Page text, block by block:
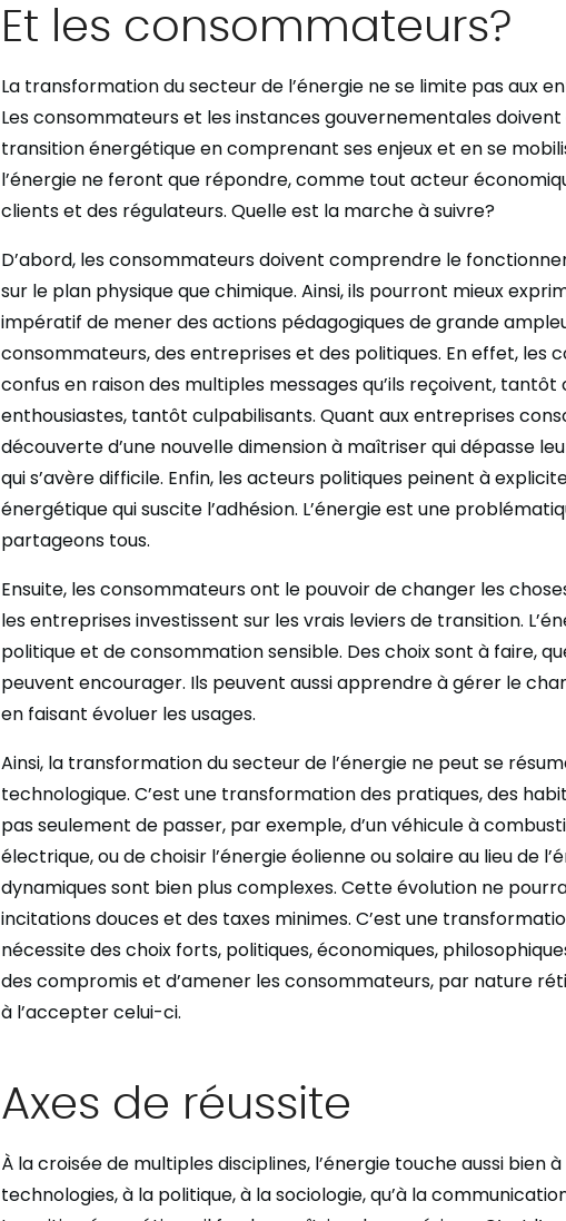
Et les consommateurs?
La transformation du secteur de l’énergie ne se limite pas aux
Les consommateurs et les instances gouvernementales
transition énergétique en comprenant ses enjeux et en se
l’énergie ne feront que répondre, comme tout acteur
clients et des régulateurs. Quelle est la marche à suivre?
D’abord, les consommateurs doivent comprendre le
sur le plan physique que chimique. Ainsi, ils pourront mieux
impératif de mener des actions pédagogiques de grande
consommateurs, des entreprises et des politiques. En effet, les
confus en raison des multiples messages qu’ils reçoivent,
enthousiastes, tantôt culpabilisants. Quant aux entreprises
découverte d’une nouvelle dimension à maîtriser qui dépasse
qui s’avère difficile. Enfin, les acteurs politiques peinent à
énergétique qui suscite l’adhésion. L’énergie est une
partageons tous.
Ensuite, les consommateurs ont le pouvoir de changer les
les entreprises investissent sur les vrais leviers de transition.
politique et de consommation sensible. Des choix sont à faire,
peuvent encourager. Ils peuvent aussi apprendre à gérer le
en faisant évoluer les usages.
Ainsi, la transformation du secteur de l’énergie ne peut se
technologique. C’est une transformation des pratiques, des
pas seulement de passer, par exemple, d’un véhicule à
électrique, ou de choisir l’énergie éolienne ou solaire au lieu de
dynamiques sont bien plus complexes. Cette évolution ne
incitations douces et des taxes minimes. C’est une
nécessite des choix forts, politiques, économiques,
des compromis et d’amener les consommateurs, par nature
à l’accepter celui-ci.
Axes de réussite
À la croisée de multiples disciplines, l’énergie touche aussi bien
technologies, à la politique, à la sociologie, qu’à la